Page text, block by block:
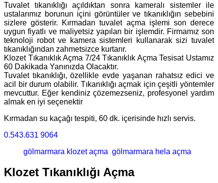
Tuvalet tıkanıklığı açıldıktan sonra kameralı sistemler ile
ustalarımız borunun içini görüntüler ve tıkanıklığın sebebini
sizlere gösterir. Kırmadan tuvalet açma işlemi son derece
uygun fiyatlı ve maliyetsiz yapılan bir işlemdir. Firmamız son
teknoloji robot ve kamera sistemleri kullanarak sizi tuvalet
tıkanıklığından zahmetsizce kurtarır.
Klozet Tıkanıklık Açma 7/24 Tıkanıklık Açma Tesisat Ustamız
60 Dakikada Yanınızda Olacaktır.
Tuvalet tıkanıklığı, özellikle evde yaşanan rahatsız edici ve
acil bir durum olabilir. Tıkanıklığı açmak için çeşitli yöntemler
mevcuttur. Eğer kendiniz çözemezseniz, profesyonel yardım
almak en iyi seçenektir
Kırmadan su kaçağı tespiti, 60 dk. içerisinde hızlı servis.
0.543.631 9064
gölmarmara klozet açma gölmarmara hela açma
Klozet Tıkanıklığı Açma